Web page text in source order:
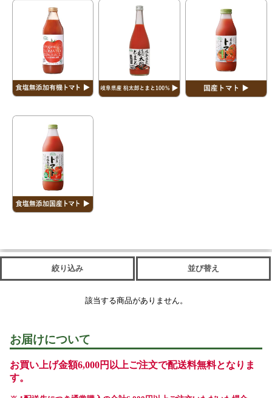
絞り込み 並び替え
該当する商品がありません。